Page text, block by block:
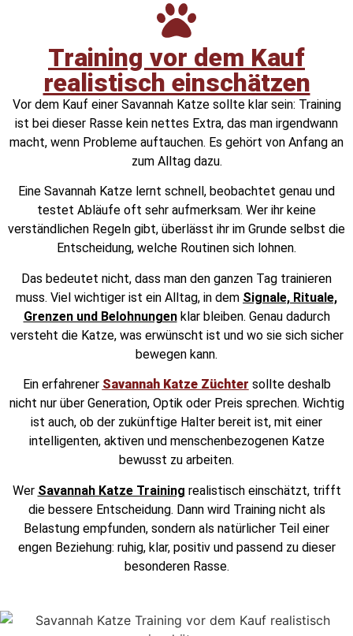
Training vor dem Kauf
realistisch einschätzen
Vor dem Kauf einer Savannah Katze sollte klar sein: Training
ist bei dieser Rasse kein nettes Extra, das man irgendwann
macht, wenn Probleme auftauchen. Es gehört von Anfang an
zum Alltag dazu.
Eine Savannah Katze lernt schnell, beobachtet genau und
testet Abläufe oft sehr aufmerksam. Wer ihr keine
verständlichen Regeln gibt, überlässt ihr im Grunde selbst die
Entscheidung, welche Routinen sich lohnen.
Das bedeutet nicht, dass man den ganzen Tag trainieren
muss. Viel wichtiger ist ein Alltag, in dem Signale, Rituale,
Grenzen und Belohnungenklar bleiben. Genau dadurch
versteht die Katze, was erwünscht ist und wo sie sich sicher
bewegen kann.
Ein erfahrener Savannah Katze Züchter sollte deshalb
nicht nur über Generation, Optik oder Preis sprechen. Wichtig
ist auch, ob der zukünftige Halter bereit ist, mit einer
intelligenten, aktiven und menschenbezogenen Katze
bewusst zu arbeiten.
Wer Savannah Katze Training realistisch einschätzt, trifft
die bessere Entscheidung. Dann wird Training nicht als
Belastung empfunden, sondern als natürlicher Teil einer
engen Beziehung: ruhig, klar, positiv und passend zu dieser
besonderen Rasse.